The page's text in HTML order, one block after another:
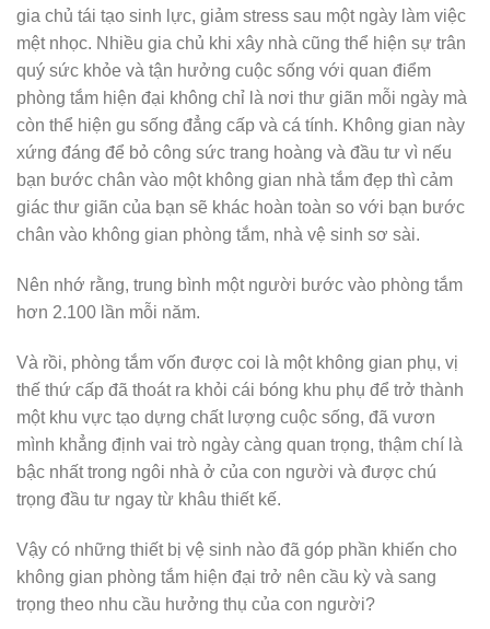
gia chủ tái tạo sinh lực, giảm stress sau một ngày làm việc
mệt nhọc. Nhiều gia chủ khi xây nhà cũng thể hiện sự trân
quý sức khỏe và tận hưởng cuộc sống với quan điểm
phòng tắm hiện đại không chỉ là nơi thư giãn mỗi ngày mà
còn thể hiện gu sống đẳng cấp và cá tính. Không gian này
xứng đáng để bỏ công sức trang hoàng và đầu tư vì nếu
bạn bước chân vào một không gian nhà tắm đẹp thì cảm
giác thư giãn của bạn sẽ khác hoàn toàn so với bạn bước
chân vào không gian phòng tắm, nhà vệ sinh sơ sài.
Nên nhớ rằng, trung bình một người bước vào phòng tắm
hơn 2.100 lần mỗi năm.
Và rồi, phòng tắm vốn được coi là một không gian phụ, vị
thế thứ cấp đã thoát ra khỏi cái bóng khu phụ để trở thành
một khu vực tạo dựng chất lượng cuộc sống, đã vươn
mình khẳng định vai trò ngày càng quan trọng, thậm chí là
bậc nhất trong ngôi nhà ở của con người và được chú
trọng đầu tư ngay từ khâu thiết kế.
Vậy có những thiết bị vệ sinh nào đã góp phần khiến cho
không gian phòng tắm hiện đại trở nên cầu kỳ và sang
trọng theo nhu cầu hưởng thụ của con người?